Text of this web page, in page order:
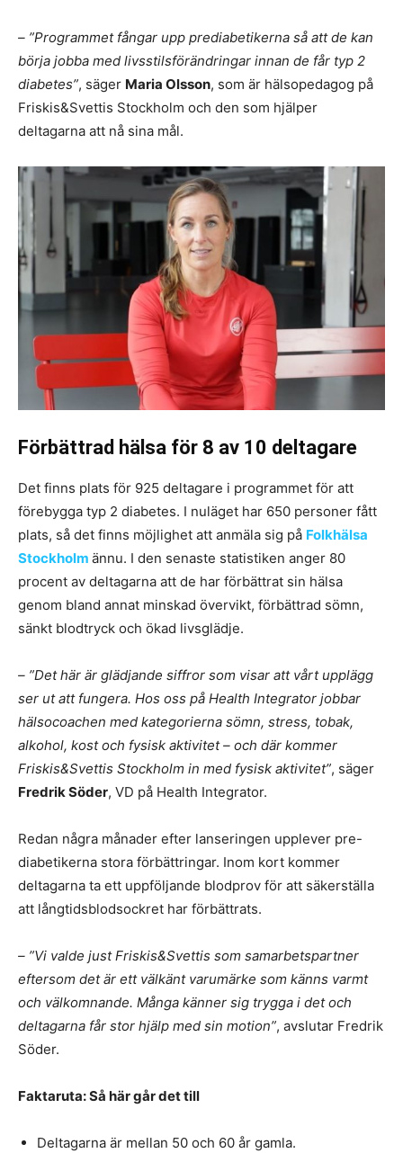
– ”Programmet fångar upp prediabetikerna så att de kan
börja jobba med livsstilsförändringar innan de får typ 2
diabetes”, säger Maria Olsson, som är hälsopedagog på
Friskis&Svettis Stockholm och den som hjälper
deltagarna att nå sina mål.
Förbättrad hälsa för 8 av 10 deltagare
Det finns plats för 925 deltagare i programmet för att
förebygga typ 2 diabetes. I nuläget har 650 personer fått
plats, så det finns möjlighet att anmäla sig på Folkhälsa
Stockholm ännu. I den senaste statistiken anger 80
procent av deltagarna att de har förbättrat sin hälsa
genom bland annat minskad övervikt, förbättrad sömn,
sänkt blodtryck och ökad livsglädje.
– ”Det här är glädjande siffror som visar att vårt upplägg
ser ut att fungera. Hos oss på Health Integrator jobbar
hälsocoachen med kategorierna sömn, stress, tobak,
alkohol, kost och fysisk aktivitet – och där kommer
Friskis&Svettis Stockholm in med fysisk aktivitet”, säger
Fredrik Söder, VD på Health Integrator.
Redan några månader efter lanseringen upplever pre-
diabetikerna stora förbättringar. Inom kort kommer
deltagarna ta ett uppföljande blodprov för att säkerställa
att långtidsblodsockret har förbättrats.
– ”Vi valde just Friskis&Svettis som samarbetspartner
eftersom det är ett välkänt varumärke som känns varmt
och välkomnande. Många känner sig trygga i det och
deltagarna får stor hjälp med sin motion”, avslutar Fredrik
Söder.
Faktaruta: Så här går det till
Deltagarna är mellan 50 och 60 år gamla.